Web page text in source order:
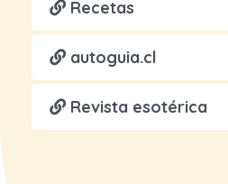
Recetas
autoguia.cl
Revista esotérica